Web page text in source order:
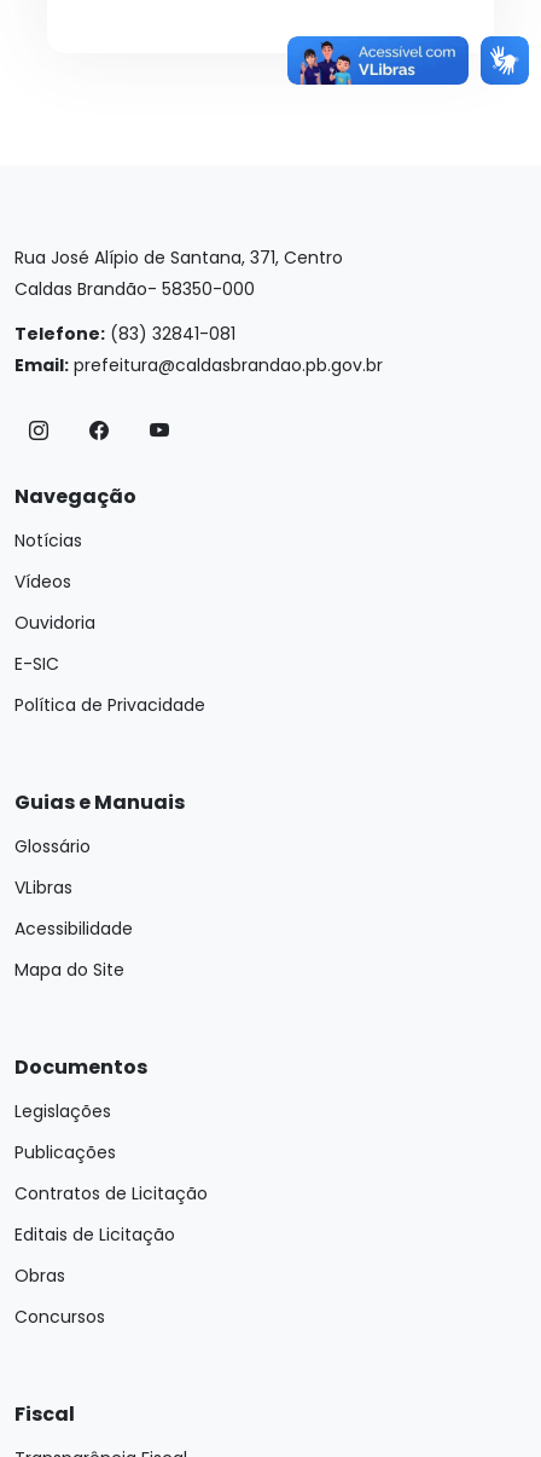
Rua José Alípio de Santana, 371, Centro
Caldas Brandão- 58350-000
Telefone: (83) 32841-081
Email: prefeitura@caldasbrandao.pb.gov.br
Navegação
Notícias
Vídeos
Ouvidoria
E-SIC
Política de Privacidade
Guias e Manuais
Glossário
VLibras
Acessibilidade
Mapa do Site
Documentos
Legislações
Publicações
Contratos de Licitação
Editais de Licitação
Obras
Concursos
Fiscal